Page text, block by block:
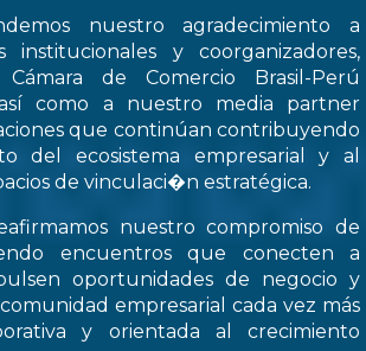
nuestro agradecimiento a
institucionales y coorganizadores,
de Comercio Brasil-Perú
así como a nuestro media partner
que continúan contribuyendo
del ecosistema empresarial y al
de vinculaci�n estratégica.
nuestro compromiso de
encuentros que conecten a
oportunidades de negocio y
empresarial cada vez más
y orientada al crecimiento